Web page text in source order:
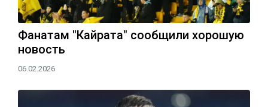
Фанатам "Кайрата" сообщили хорошую
новость
06.02.2026